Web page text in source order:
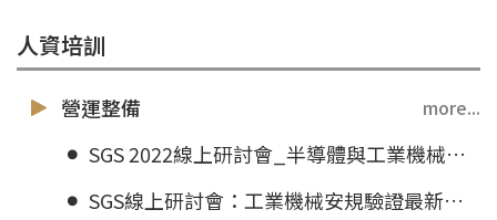
人資培訓
營運整備 more...
SGS 2022線上研討會_半導體與工業機械安規驗證最新趨勢
SGS線上研討會：工業機械安規驗證最新趨勢